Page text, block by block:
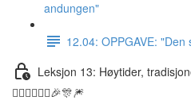
andungen"
12.04: OPPGAVE:
Leksjon 13: Høytider,
👰🏼‍♀️🤵🏽‍♂️🎉🎊🎆